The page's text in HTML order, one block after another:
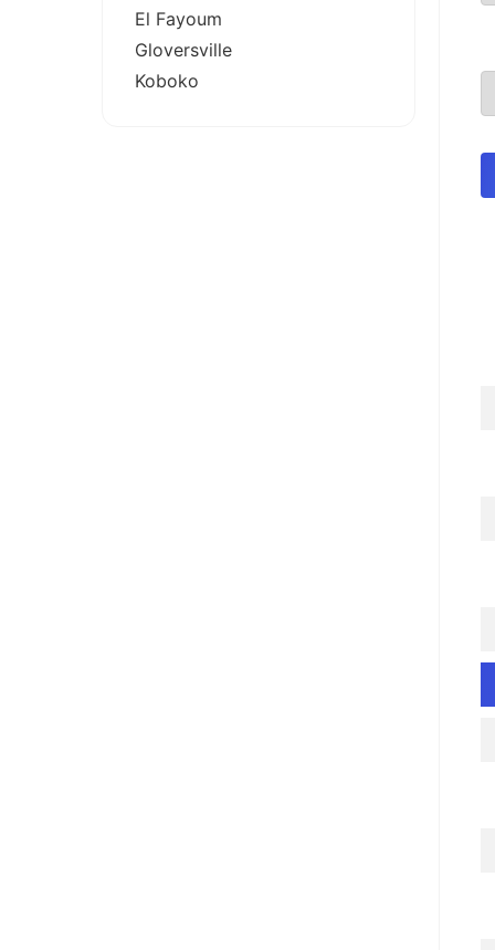
El Fayoum
Gloversville
Koboko